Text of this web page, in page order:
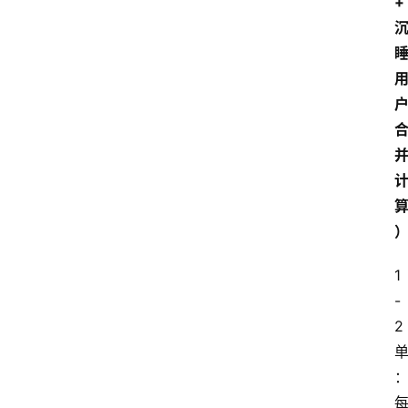
沉
睡
用
户
合
并
计
算
）
1
-
2
单
：
每